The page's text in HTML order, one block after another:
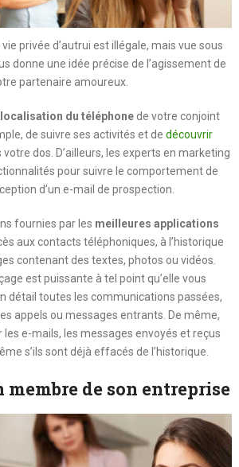
privée d’autrui est illégale, mais vue sous
donne une idée précise de l’agissement de
partenaire amoureux.
du téléphonede votre conjoint
de suivre ses activités et de découvrir
votre dos. D’ailleurs, les experts en marketing
pour suivre le comportement de
d’un e-mail de prospection.
fournies par les meilleures applications
aux contacts téléphoniques, à l’historique
contenant des textes, photos ou vidéos.
est puissante à tel point qu’elle vous
détail toutes les communications passées,
appels ou messages entrants. De même,
e-mails, les messages envoyés et reçus
s’ils sont déjà effacés de l’historique.
membre de son entreprise